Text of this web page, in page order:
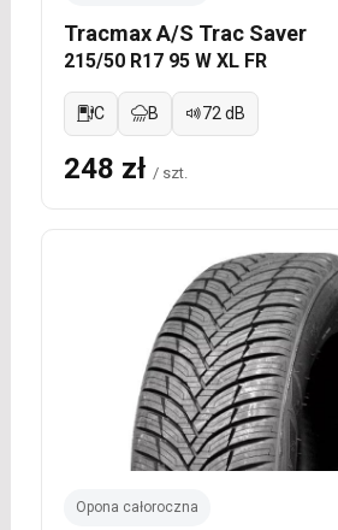
Tracmax A/S Trac Saver
215/50 R17 95 W XL FR
C B 72 dB
248 zł / szt.
Opona całoroczna